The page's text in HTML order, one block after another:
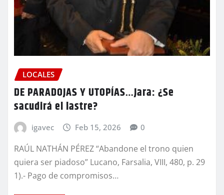
LOCALES
DE PARADOJAS Y UTOPÍAS…Jara: ¿Se
sacudirá el lastre?
igavec Feb 15, 2026 0
RAÚL NATHÁN PÉREZ “Abandone el trono quien
quiera ser piadoso” Lucano, Farsalia, VIII, 480, p. 29
1).- Pago de compromisos…